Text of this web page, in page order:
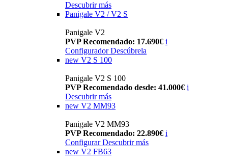
Descubrir más
Panigale V2 / V2 S
Panigale V2
PVP Recomendado: 17.690€ i
Configurador Descúbrela
new V2 S 100
Panigale V2 S 100
PVP Recomendado desde: 41.000€ i
Descubrir más
new V2 MM93
Panigale V2 MM93
PVP Recomendado: 22.890€ i
Configurar Descubrir más
new V2 FB63